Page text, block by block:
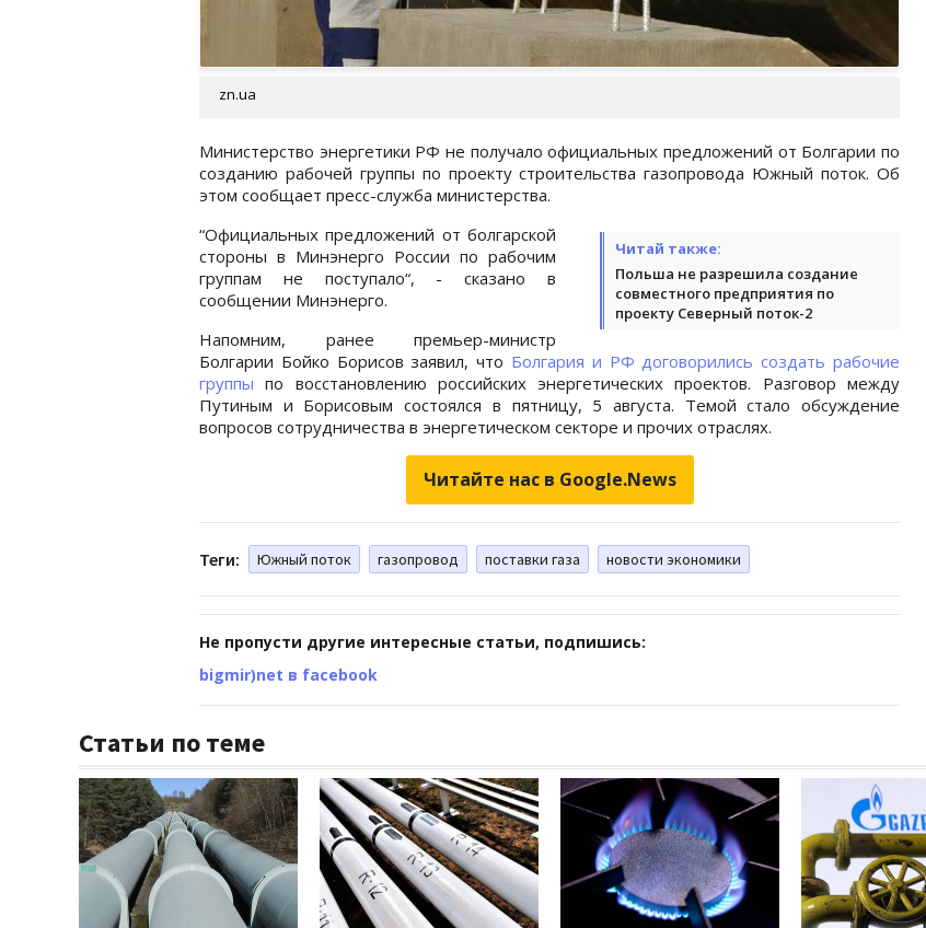
zn.ua
Министерство энергетики РФ не получало официальных предложений от Болгарии по
созданию рабочей группы по проекту строительства газопровода Южный поток. Об
этом сообщает пресс-служба министерства.
Читай также:
Польша не разрешила создание
совместного предприятия по
проекту Северный поток-2
“Официальных предложений от болгарской
стороны в Минэнерго России по рабочим
группам не поступало“, - сказано в
сообщении Минэнерго.
Напомним, ранее премьер-министр
Болгарии Бойко Борисов заявил, что Болгария и РФ договорились создать рабочие
группы по восстановлению российских энергетических проектов. Разговор между
Путиным и Борисовым состоялся в пятницу, 5 августа. Темой стало обсуждение
вопросов сотрудничества в энергетическом секторе и прочих отраслях.
Читайте нас в Google.News
Теги: Южный поток газопровод поставки газа новости экономики
Не пропусти другие интересные статьи, подпишись:
bigmir)net в facebook
Статьи по теме